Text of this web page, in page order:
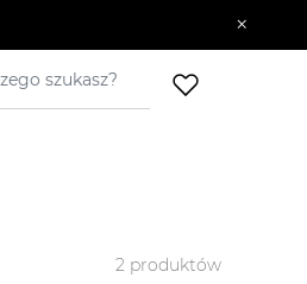
×
2 produktów